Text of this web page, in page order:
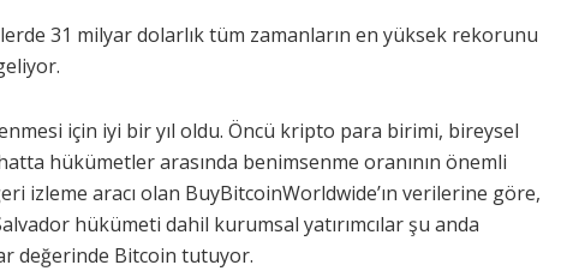
31 milyar dolarlık tüm zamanların en yüksek rekorunu
için iyi bir yıl oldu. Öncü kripto para birimi, bireysel
hatta hükümetler arasında benimsenme oranının önemli
izleme aracı olan BuyBitcoinWorldwide’ın verilerine göre,
hükümeti dahil kurumsal yatırımcılar şu anda
değerinde Bitcoin tutuyor.